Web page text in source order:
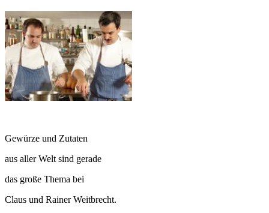
Gewürze und Zutaten
aus aller Welt sind gerade
das große Thema bei
Claus und Rainer Weitbrecht.